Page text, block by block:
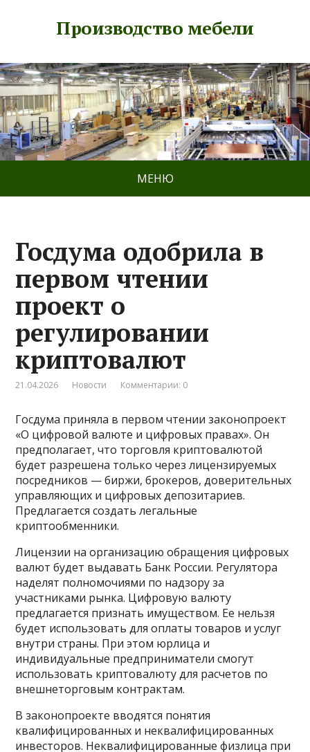
Производство мебели
МЕНЮ
Госдума одобрила в
первом чтении
проект о
регулировании
криптовалют
21.04.2026 Новости Комментарии: 0
Госдума приняла в первом чтении законопроект
«О цифровой валюте и цифровых правах». Он
предполагает, что торговля криптовалютой
будет разрешена только через лицензируемых
посредников — биржи, брокеров, доверительных
управляющих и цифровых депозитариев.
Предлагается создать легальные
криптообменники.
Лицензии на организацию обращения цифровых
валют будет выдавать Банк России. Регулятора
наделят полномочиями по надзору за
участниками рынка. Цифровую валюту
предлагается признать имуществом. Ее нельзя
будет использовать для оплаты товаров и услуг
внутри страны. При этом юрлица и
индивидуальные предприниматели смогут
использовать криптовалюту для расчетов по
внешнеторговым контрактам.
В законопроекте вводятся понятия
квалифицированных и неквалифицированных
инвесторов. Неквалифицированные физлица при